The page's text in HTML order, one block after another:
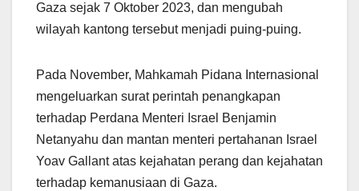
Gaza sejak 7 Oktober 2023, dan mengubah
wilayah kantong tersebut menjadi puing-puing.
Pada November, Mahkamah Pidana Internasional
mengeluarkan surat perintah penangkapan
terhadap Perdana Menteri Israel Benjamin
Netanyahu dan mantan menteri pertahanan Israel
Yoav Gallant atas kejahatan perang dan kejahatan
terhadap kemanusiaan di Gaza.